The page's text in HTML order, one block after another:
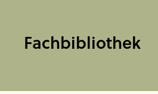
Fachbibliothek